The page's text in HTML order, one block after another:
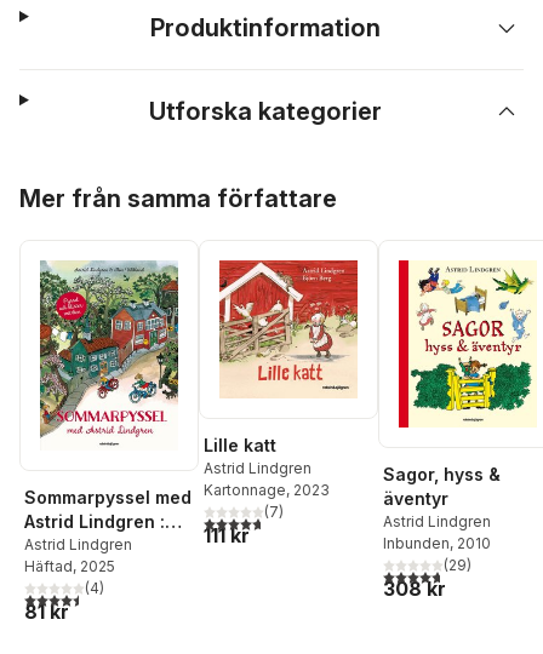
Produktinformation
Utforska kategorier
Mer från samma författare
Sommarpyssel med
Astrid Lindgren :
med klistermärken
Astrid Lindgren
Häftad, 2025
4,5utav 5 stjärnor. Totalt antal röster:
(4)
81 kr
Lille katt
Astrid Lindgren
Kartonnage, 2023
4,7utav 5 stjärnor. Totalt antal röster:
(7)
111 kr
Sagor, hyss &
äventyr
Astrid Lindgren
Inbunden, 2010
4,7utav 5 stjärnor.
(29)
308 kr